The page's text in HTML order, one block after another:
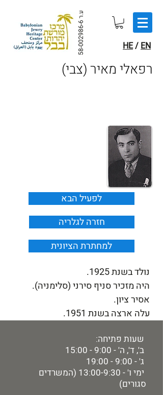
ע.ר
58-002986-6 HE/ EN
(רפאלי מאיר (צבי
לפעיל הבא
חזרה לגלריה
למחתרת הציונית
נולד בשנת 1925.
היה מזכיר סניף סירני (סלימניה).
אסיר ציון.
עלה ארצה בשנת 1951.
שעות פתיחה:
ב', ד', ה' - 9:00 - 15:00
ג' - 9:00 - 19:00
ימי ו' - 13:00-9:30 (המשרדים
סגורים)